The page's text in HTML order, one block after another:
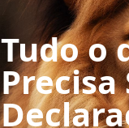
Tudo o
Precisa